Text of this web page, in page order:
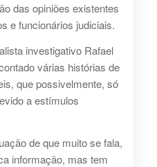
das opiniões existentes
e funcionários judiciais.
investigativo Rafael
várias histórias de
que possivelmente, só
a estímulos
de que muito se fala,
informação, mas tem